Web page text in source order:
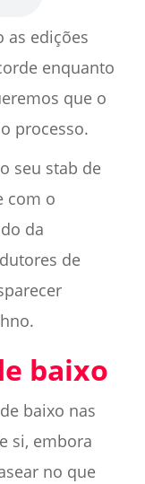
as edições
enquanto
que o
processo.
seu stab de
com o
da
de
baixo
baixo nas
si, embora
no que